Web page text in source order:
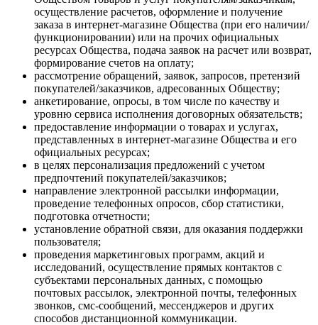
осуществление расчетов, оформление и получение
заказа в интернет-магазине Общества (при его наличии/
функционировании) или на прочих официальных
ресурсах Общества, подача заявок на расчет или возврат,
формирование счетов на оплату;
рассмотрение обращений, заявок, запросов, претензий
покупателей/заказчиков, адресованных Обществу;
анкетирование, опросы, в том числе по качеству и
уровню сервиса исполнения договорных обязательств;
предоставление информации о товарах и услугах,
представленных в интернет-магазине Общества и его
официальных ресурсах;
в целях персонализация предложений с учетом
предпочтений покупателей/заказчиков;
направление электронной рассылки информации,
проведение телефонных опросов, сбор статистики,
подготовка отчетности;
установление обратной связи, для оказания поддержки
пользователя;
проведения маркетинговых программ, акций и
исследований, осуществление прямых контактов с
субъектами персональных данных, с помощью
почтовых рассылок, электронной почты, телефонных
звонков, смс-сообщений, мессенджеров и других
способов дистанционной коммуникации.